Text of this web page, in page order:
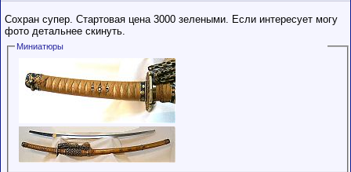
Сохран супер. Стартовая цена 3000 зелеными. Если интересует могу
фото детальнее скинуть.
Миниатюры